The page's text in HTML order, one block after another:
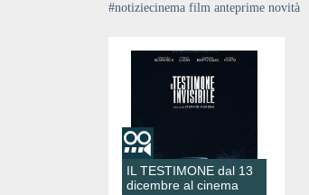
#notiziecinema film anteprime novità
IL TESTIMONE dal 13
dicembre al cinema